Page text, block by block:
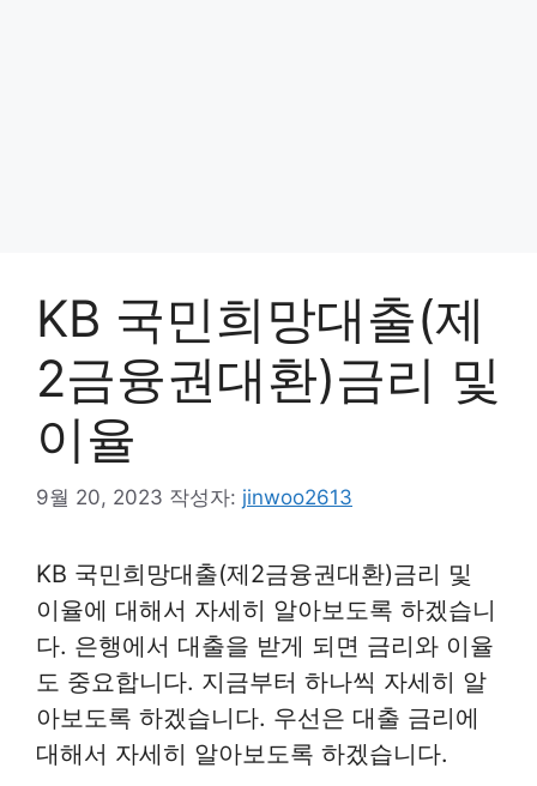
KB 국민희망대출(제
2금융권대환)금리 및
이율
9월 20, 2023 작성자: jinwoo2613
KB 국민희망대출(제2금융권대환)금리 및
이율에 대해서 자세히 알아보도록 하겠습니
다. 은행에서 대출을 받게 되면 금리와 이율
도 중요합니다. 지금부터 하나씩 자세히 알
아보도록 하겠습니다. 우선은 대출 금리에
대해서 자세히 알아보도록 하겠습니다.